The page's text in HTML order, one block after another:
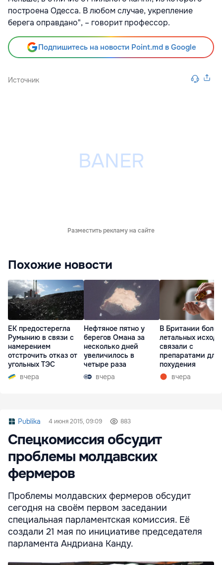
построена Одесса. В любом случае, укрепление
берега оправдано", – говорит профессор.
Подпишитесь на новости Point.md в Google
Источник
Разместить рекламу на сайте
Похожие новости
ЕК предостерегла
Румынию в связи с
намерением
отстрочить отказ от
угольных ТЭС
вчера
Нефтяное пятно у
берегов Омана за
несколько дней
увеличилось в
четыре раза
вчера
В Британии
летальных
связали с
препаратами для
похудения
вчера
Publika 4 июня 2015, 09:09 883
Спецкомиссия обсудит
проблемы молдавских
фермеров
Проблемы молдавских фермеров обсудит
сегодня на своём первом заседании
специальная парламентская комиссия. Её
создали 21 мая по инициативе председателя
парламента Андриана Канду.